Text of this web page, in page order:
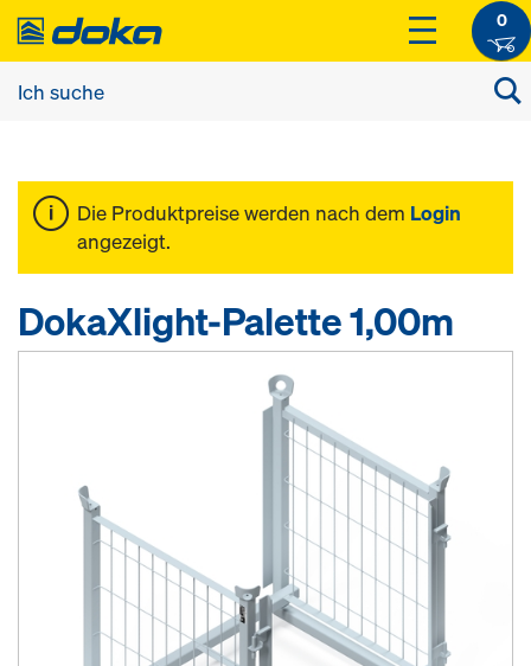
0
Die Produktpreise werden nach dem Login
angezeigt.
DokaXlight-Palette 1,00m